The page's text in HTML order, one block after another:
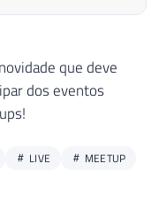
que deve
dos eventos
LIVE
MEETUP